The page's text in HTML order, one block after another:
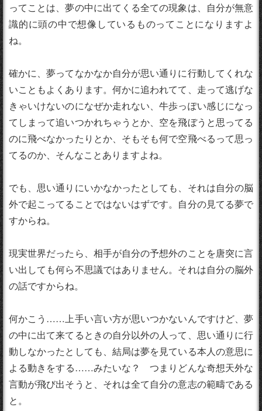
ってことは、夢の中に出てくる全ての現象は、自分が無意
識的に頭の中で想像しているものってことになりますよ
ね。
確かに、夢ってなかなか自分が思い通りに行動してくれな
いこともよくあります。何かに追われてて、走って逃げな
きゃいけないのになぜか走れない、牛歩っぽい感じになっ
てしまって追いつかれちゃうとか、空を飛ぼうと思ってる
のに飛べなかったりとか、そもそも何で空飛べるって思っ
てるのか、そんなことありますよね。
でも、思い通りにいかなかったとしても、それは自分の脳
外で起こってることではないはずです。自分の見てる夢で
すからね。
現実世界だったら、相手が自分の予想外のことを唐突に言
い出しても何ら不思議ではありません。それは自分の脳外
の話ですからね。
何かこう……上手い言い方が思いつかないんですけど、夢
の中に出て来てるときの自分以外の人って、思い通りに行
動しなかったとしても、結局は夢を見ている本人の意思に
よる動きをする……みたいな？ つまりどんな奇想天外な
言動が飛び出そうと、それは全て自分の意志の範疇である
と。